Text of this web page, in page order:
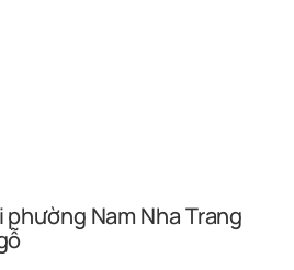
Nam Nha Trang